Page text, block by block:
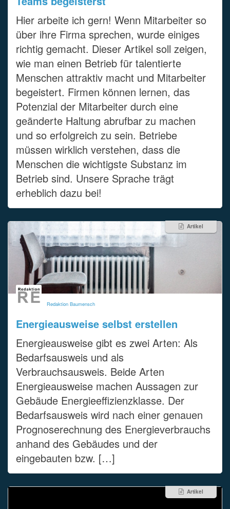
Hier arbeite ich gern! Wenn Mitarbeiter so
über ihre Firma sprechen, wurde einiges
richtig gemacht. Dieser Artikel soll zeigen,
wie man einen Betrieb für talentierte
Menschen attraktiv macht und Mitarbeiter
begeistert. Firmen können lernen, das
Potenzial der Mitarbeiter durch eine
geänderte Haltung abrufbar zu machen
und so erfolgreich zu sein. Betriebe
müssen wirklich verstehen, dass die
Menschen die wichtigste Substanz im
Betrieb sind. Unsere Sprache trägt
erheblich dazu bei!
Artikel
Redaktion Baumensch
Energieausweise selbst erstellen
Energieausweise gibt es zwei Arten: Als
Bedarfsausweis und als
Verbrauchsausweis. Beide Arten
Energieausweise machen Aussagen zur
Gebäude Energieeffizienzklasse. Der
Bedarfsausweis wird nach einer genauen
Prognoserechnung des Energieverbrauchs
anhand des Gebäudes und der
eingebauten bzw. […]
Artikel